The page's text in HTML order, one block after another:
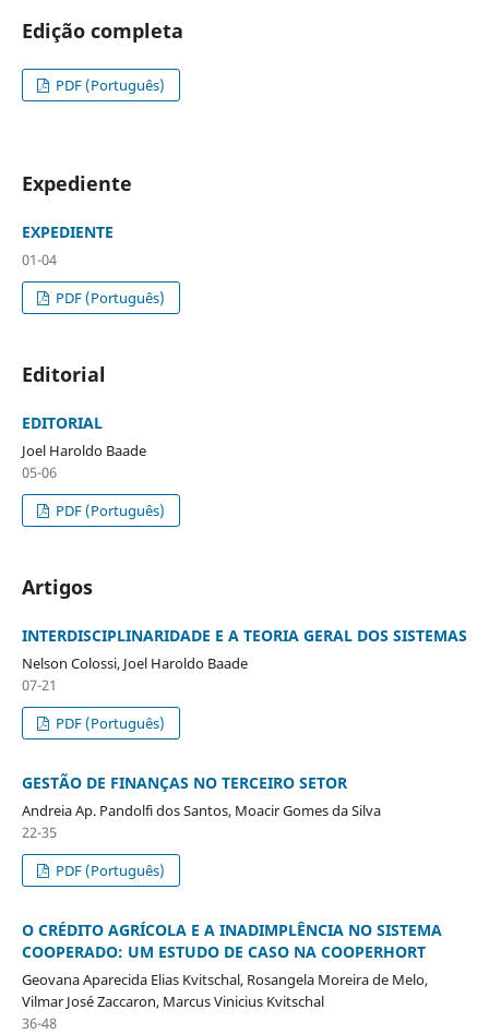
Edição completa
PDF (Português)
Expediente
EXPEDIENTE
01-04
PDF (Português)
Editorial
EDITORIAL
Joel Haroldo Baade
05-06
PDF (Português)
Artigos
INTERDISCIPLINARIDADE E A TEORIA GERAL DOS SISTEMAS
Nelson Colossi, Joel Haroldo Baade
07-21
PDF (Português)
GESTÃO DE FINANÇAS NO TERCEIRO SETOR
Andreia Ap. Pandolfi dos Santos, Moacir Gomes da Silva
22-35
PDF (Português)
O CRÉDITO AGRÍCOLA E A INADIMPLÊNCIA NO SISTEMA
COOPERADO: UM ESTUDO DE CASO NA COOPERHORT
Geovana Aparecida Elias Kvitschal, Rosangela Moreira de Melo,
Vilmar José Zaccaron, Marcus Vinicius Kvitschal
36-48